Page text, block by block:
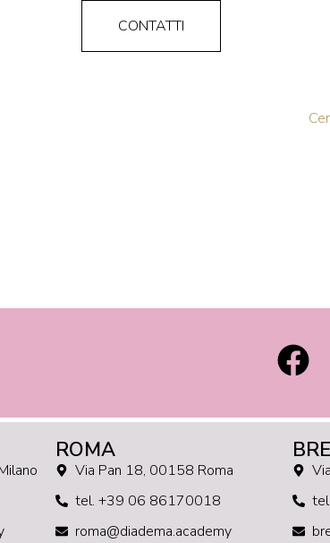
CONTATTI
ROMA
Via Pan 18, 00158 Roma
tel. +39 06 86170018
roma@diadema.academy